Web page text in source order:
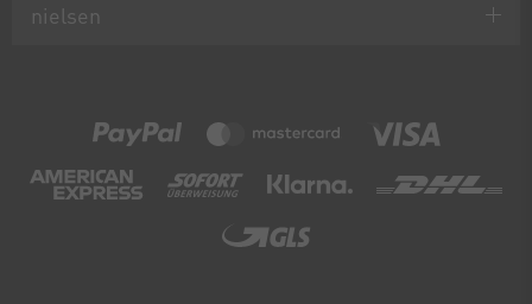
nielsen